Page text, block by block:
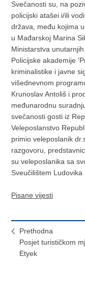
Svečanosti su, na
policijski atašei i/ili
država, među kojima
u Mađarskoj Marina
Ministarstva
Policijske akademije
kriminalistike i javne
višednevnom
Krunoslav Antoliš i
međunarodnu
svečanosti gosti iz
Veleposlanstvo
primio veleposlanik
razgovoru,
su veleposlanika sa
Sveučilištem Ludovika
Pisane vijesti
Prethodna
Posjet turističkom
Etyek